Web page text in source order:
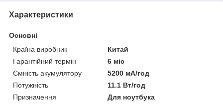
Характеристики
Основні
Країна виробник
Китай
Гарантійний термін
6 міс
Ємність акумулятору
5200 мА/год
Потужність
11.1 Вт/год
Призначення
Для ноутбука